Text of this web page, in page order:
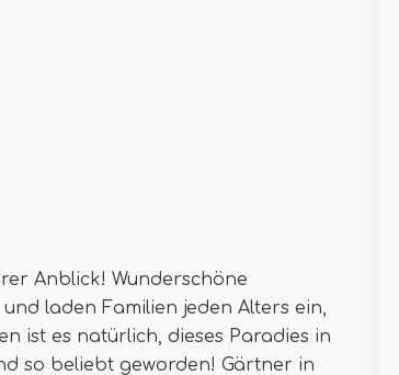
Anblick! Wunderschöne
laden Familien jeden Alters ein,
ist es natürlich, dieses Paradies in
so beliebt geworden! Gärtner in